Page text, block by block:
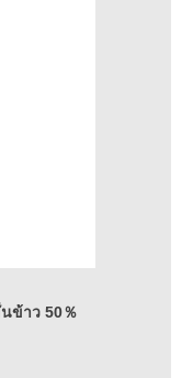
ข้าว 50％